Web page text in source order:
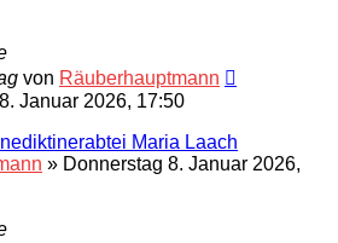
von Räuberhauptmann
Januar 2026, 17:50
Maria Laach
» Donnerstag 8. Januar 2026,